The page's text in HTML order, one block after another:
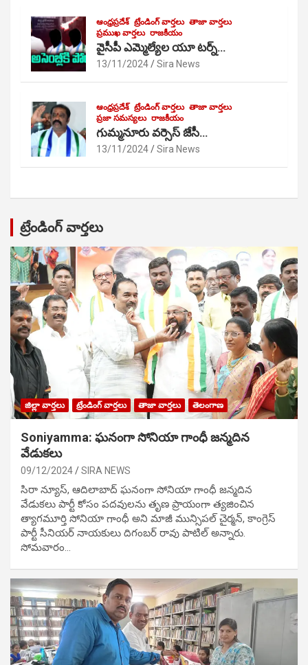
ఆంధ్రప్రదేశ్ ట్రేండింగ్ వార్తలు తాజా వార్తలు
ప్రముఖ వార్తలు రాజకీయం
వైసీపీ ఎమ్మెల్యేల యూ టర్న్…
13/11/2024 Sira News
ఆంధ్రప్రదేశ్ ట్రేండింగ్ వార్తలు తాజా వార్తలు
ప్రజా సమస్యలు రాజకీయం
గుమ్మనూరు వర్సెస్ జేసీ…
13/11/2024 Sira News
ట్రేండింగ్ వార్తలు
జిల్లా వార్తలు ట్రేండింగ్ వార్తలు తాజా వార్తలు తెలంగాణ
Soniyamma: ఘ‌నంగా సోనియా గాంధీ జ‌న్మ‌దిన
వేడుక‌లు
09/12/2024 SIRA NEWS
సిరా న్యూస్, ఆదిలాబాద్ ఘ‌నంగా సోనియా గాంధీ జ‌న్మ‌దిన
వేడుక‌లు పార్టీ కోసం ప‌ద‌వుల‌ను తృణ ప్రాయంగా త్య‌జించిన
త్యాగమూర్తి సోనియా గాంధీ అని మాజీ మున్సిప‌ల్ చైర్మ‌న్, కాంగ్రెస్
పార్టీ సీనియ‌ర్ నాయ‌కులు దిగంబ‌ర్ రావు పాటిల్ అన్నారు.
సోమవారం…